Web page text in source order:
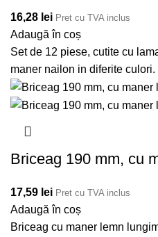
16,28 lei Pret cu TVA inclus
Adaugă în coș
Set de 12 piese, cutite cu
maner nailon in diferite culori.
Briceag 190 mm, cu
17,59 lei Pret cu TVA inclus
Adaugă în coș
Briceag cu maner lemn